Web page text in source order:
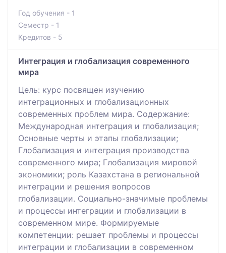
Год обучения - 1
Семестр - 1
Кредитов - 5
Интеграция и глобализация современного
мира
Цель: курс посвящен изучению
интеграционных и глобализационных
современных проблем мира. Содержание:
Международная интеграция и глобализация;
Основные черты и этапы глобализации;
Глобализация и интеграция производства
современного мира; Глобализация мировой
экономики; роль Казахстана в региональной
интеграции и решения вопросов
глобализации. Социально-значимые проблемы
и процессы интеграции и глобализации в
современном мире. Формируемые
компетенции: решает проблемы и процессы
интеграции и глобализации в современном